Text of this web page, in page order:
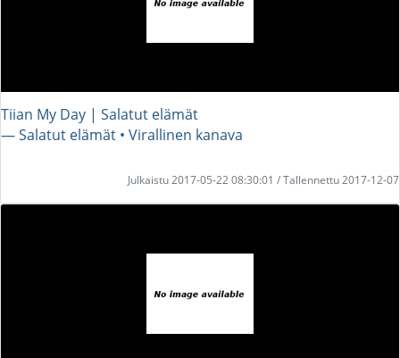
Tiian My Day | Salatut elämät
― Salatut elämät • Virallinen kanava
Julkaistu 2017-05-22 08:30:01 / Tallennettu 2017-12-07